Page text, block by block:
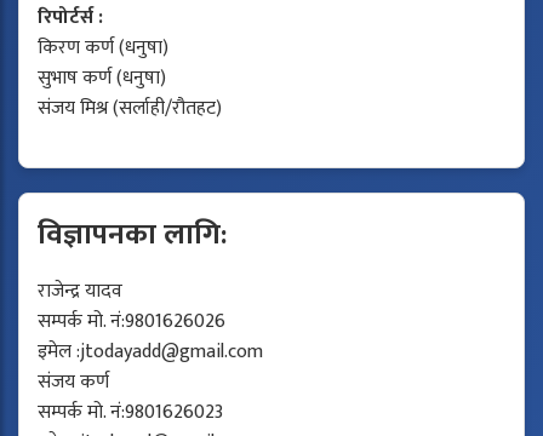
रिपोर्टर्स :
किरण कर्ण (धनुषा)
सुभाष कर्ण (धनुषा)
संजय मिश्र (सर्लाही/रौतहट)
विज्ञापनका लागि:
राजेन्द्र यादव
सम्पर्क मो. नं:9801626026
इमेल :jtodayadd@gmail.com
संजय कर्ण
सम्पर्क मो. नं:9801626023